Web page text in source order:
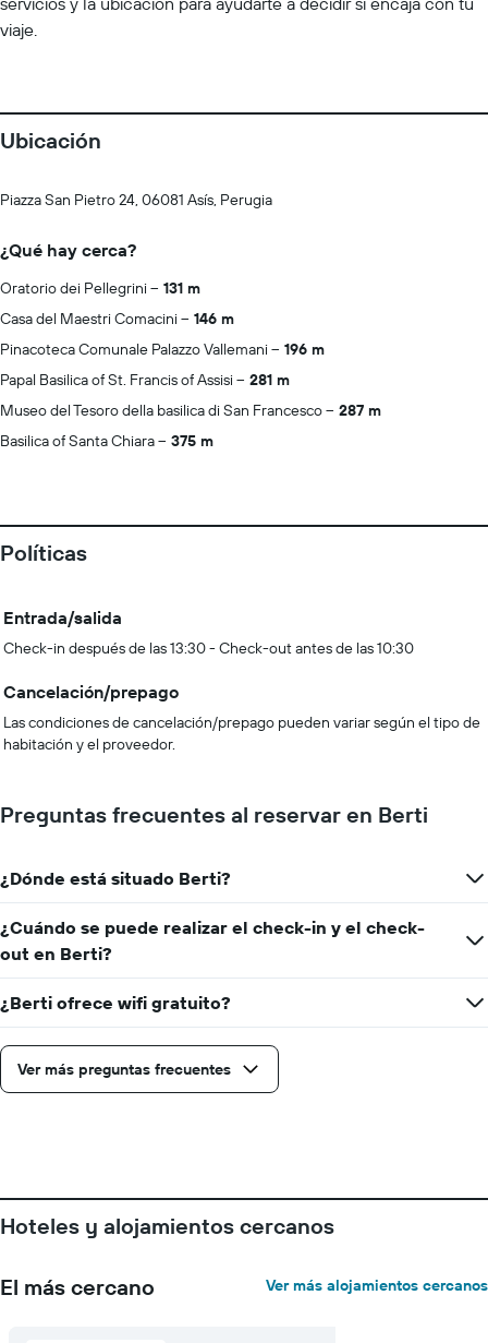
viaje.
Ubicación
Piazza San Pietro 24, 06081 Asís, Perugia
¿Qué hay cerca?
Oratorio dei Pellegrini
131 m
Casa del Maestri Comacini
146 m
Pinacoteca Comunale Palazzo Vallemani
196 m
Papal Basilica of St. Francis of Assisi
281 m
Museo del Tesoro della basilica di San Francesco
287 m
Basilica of Santa Chiara
375 m
Políticas
Entrada/salida
Check-in después de las 13:30 - Check-out antes de las 10:30
Cancelación/prepago
Las condiciones de cancelación/prepago pueden variar según el tipo de
habitación y el proveedor.
Preguntas frecuentes al reservar en Berti
¿Dónde está situado Berti?
¿Cuándo se puede realizar el check-in y el check-
out en Berti?
¿Berti ofrece wifi gratuito?
Ver más preguntas frecuentes
Hoteles y alojamientos cercanos
El más cercano Ver más alojamientos cercanos